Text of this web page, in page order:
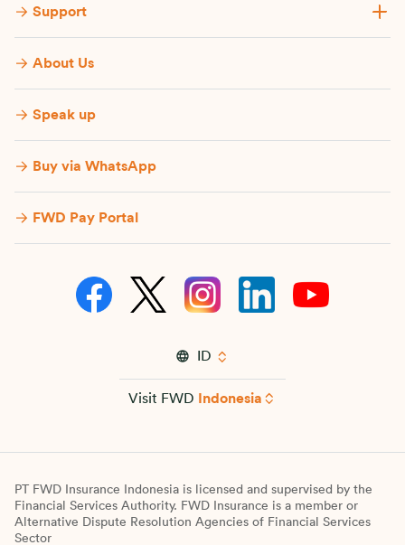
Support
About Us
Speak up
Buy via WhatsApp​
FWD Pay Portal
ID
Visit FWD Indonesia
PT FWD Insurance Indonesia is licensed and supervised by the
Financial Services Authority. FWD Insurance is a member or
Alternative Dispute Resolution Agencies of Financial Services
Sector